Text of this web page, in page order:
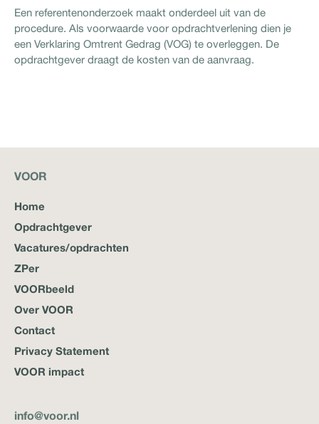
Een referentenonderzoek maakt onderdeel uit van de
procedure. Als voorwaarde voor opdrachtverlening dien je
een Verklaring Omtrent Gedrag (VOG) te overleggen. De
opdrachtgever draagt de kosten van de aanvraag.
VOOR
Home
Opdrachtgever
Vacatures/opdrachten
ZPer
VOORbeeld
Over VOOR
Contact
Privacy Statement
VOOR impact
info@voor.nl